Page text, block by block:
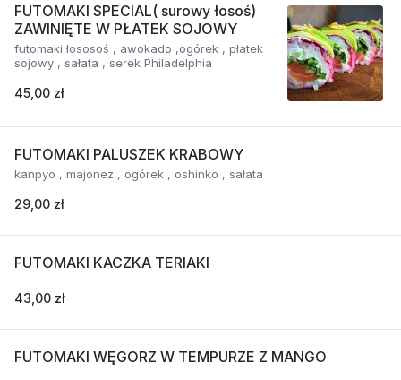
FUTOMAKI SPECIAL( surowy łosoś)
ZAWINIĘTE W PŁATEK SOJOWY
futomaki łososoś , awokado ,ogórek , płatek
sojowy , sałata , serek Philadelphia
45,00 zł
FUTOMAKI PALUSZEK KRABOWY
kanpyo , majonez , ogórek , oshinko , sałata
29,00 zł
FUTOMAKI KACZKA TERIAKI
43,00 zł
FUTOMAKI WĘGORZ W TEMPURZE Z MANGO